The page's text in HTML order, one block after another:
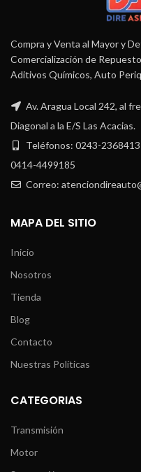
Compra y Venta al Mayor y
Comercialización de
Aditivos Químicos, Auto
Av. Aragua Local 242, al
Diagonal a la E/S Las Acacias.
Teléfonos: 0243-2368413
0414-4499185
Correo:
MAPA DEL SITIO
Inicio
Nosotros
Tienda
Blog
Contacto
Nuestras Políticas
CATEGORIAS
Transmisión
Motor